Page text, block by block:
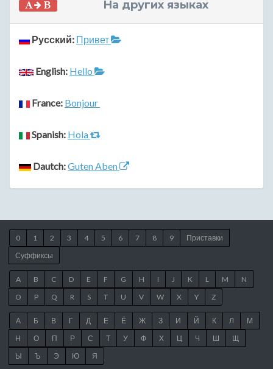
На других языках
Русский: Привет
English: Hello
France: Bonjour
Spanish: Hola
Dautch:Guten Aben
0 1 2 3 4 5 6 7 8 9
Приставки
Суффиксы
A B C D E F G H I J K L M
N
O
P Q R S T U V W X Y Z
А Б В Г Д Е Ё Ж З И Й К Л
М
Н
О П Р С Т У Ф Х Ц Ч Ш
Щ
Ы
Ъ Э Ю Я